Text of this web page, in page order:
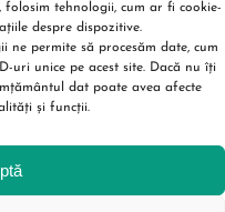
tehnologii, cum ar fi cookie-
despre dispozitive.
ne permite să procesăm date, cum
uri unice pe acest site. Dacă nu îți
dat poate avea afecte
și funcții.
de confidențialitate